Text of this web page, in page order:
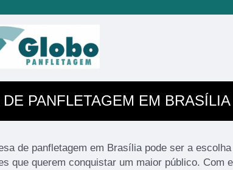
DE PANFLETAGEM EM BRASÍLIA
de panfletagem em Brasília pode ser a
que querem conquistar um maior público. Com